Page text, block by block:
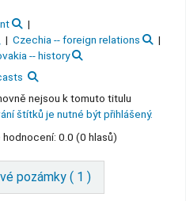
Czechia -- foreign relations
-- history
nejsou k tomuto titulu
štítků je nutné být přihlášený.
hodnocení: 0.0 (0 hlasů)
pozámky ( 1 )